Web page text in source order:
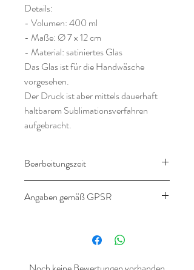
Details:
- Volumen: 400 ml
- Maße: Ø 7 x 12 cm
- Material: satiniertes Glas
Das Glas ist für die Handwäsche
vorgesehen.
Der Druck ist aber mittels dauerhaft
haltbarem Sublimationsverfahren
aufgebracht.
Bearbeitungszeit
Angaben gemäß GPSR
Produktsicherheitsverordnung